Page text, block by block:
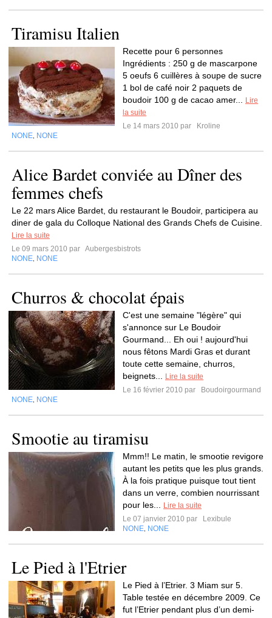
Tiramisu Italien
Recette pour 6 personnes
Ingrédients : 250 g de mascarpone
5 oeufs 6 cuillères à soupe de sucre
1 bol de café noir 2 paquets de
boudoir 100 g de cacao amer...
Lire
la suite
Le 14 mars 2010 par
Kroline
NONE NONE
Alice Bardet conviée au Dîner des
femmes chefs
Le 22 mars Alice Bardet, du restaurant le Boudoir, participera au
diner de gala du Colloque National des Grands Chefs de Cuisine.
Lire la suite
Le 09 mars 2010 par Aubergesbistrots
NONE NONE
Churros & chocolat épais
C'est une semaine "légère" qui
s'annonce sur Le Boudoir
Gourmand... Eh oui ! aujourd'hui
nous fêtons Mardi Gras et durant
toute cette semaine, churros,
beignets...
Lire la suite
Le 16 février 2010 par
Boudoirgourmand
NONE NONE
Smootie au tiramisu
Mmm!! Le matin, le smootie revigore
autant les petits que les plus grands.
À la fois pratique puisque tout tient
dans un verre, combien nourrissant
pour les...
Lire la suite
Le 07 janvier 2010 par
Lexibule
NONE NONE
Le Pied à l'Etrier
Le Pied à l’Etrier. 3 Miam sur 5.
Table testée en décembre 2009. Ce
fut l’Etrier pendant plus d’un demi-